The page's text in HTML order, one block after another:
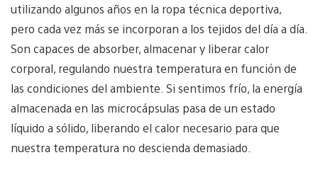
utilizando algunos años en la ropa técnica deportiva,
pero cada vez más se incorporan a los tejidos del día a día.
Son capaces de absorber, almacenar y liberar calor
corporal, regulando nuestra temperatura en función de
las condiciones del ambiente. Si sentimos frío, la energía
almacenada en las microcápsulas pasa de un estado
líquido a sólido, liberando el calor necesario para que
nuestra temperatura no descienda demasiado.